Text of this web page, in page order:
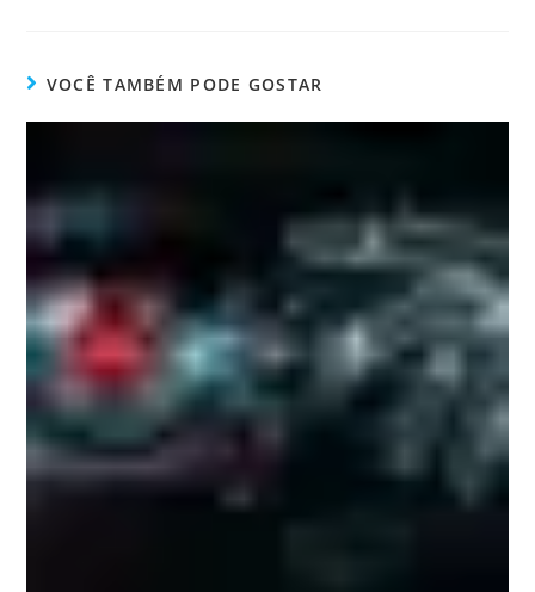
VOCÊ TAMBÉM PODE GOSTAR